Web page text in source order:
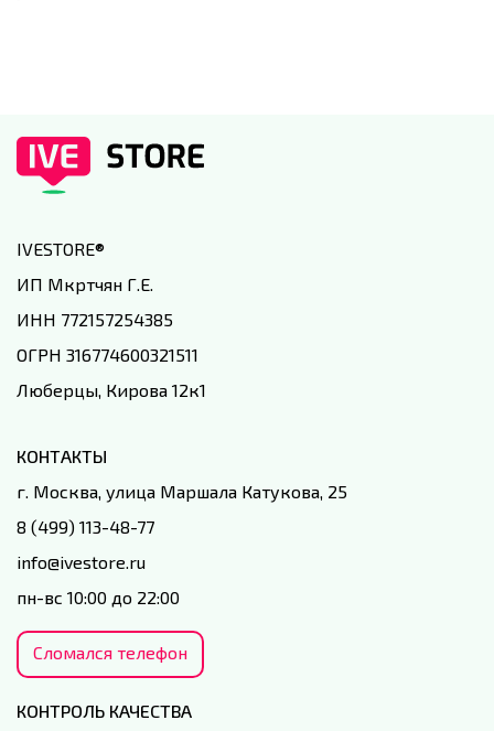
IVESTORE®
ИП Мкртчян Г.Е.
ИНН 772157254385
ОГРН 316774600321511
Люберцы, Кирова 12к1
КОНТАКТЫ
г. Москва, улица Маршала Катукова, 25
8 (499) 113-48-77
info@ivestore.ru
пн-вс 10:00 до 22:00
Сломался телефон
КОНТРОЛЬ КАЧЕСТВА